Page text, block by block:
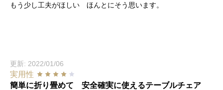
もう少し工夫がほしい ほんとにそう思います。
更新: 2022/01/06
実用性
簡単に折り畳めて 安全確実に使えるテーブルチェア